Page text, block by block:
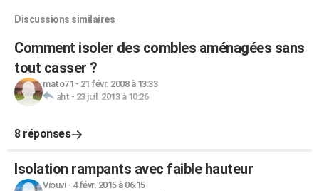
Discussions similaires
Comment isoler des combles aménagées sans
tout casser ?
mato71 - 21 févr. 2008 à 13:33
aht - 23 juil. 2013 à 10:26
8 réponses
Isolation rampants avec faible hauteur
Viouvi- 4 févr. 2015 à 06:15